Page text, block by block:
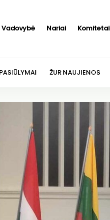
Vadovybė Nariai Komitetai
ŽUR NAUJIENOS